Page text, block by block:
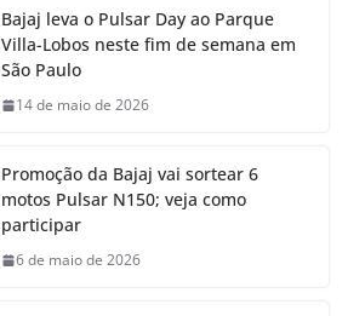
Bajaj leva o Pulsar Day ao Parque
Villa-Lobos neste fim de semana em
São Paulo
14 de maio de 2026
Promoção da Bajaj vai sortear 6
motos Pulsar N150; veja como
participar
6 de maio de 2026